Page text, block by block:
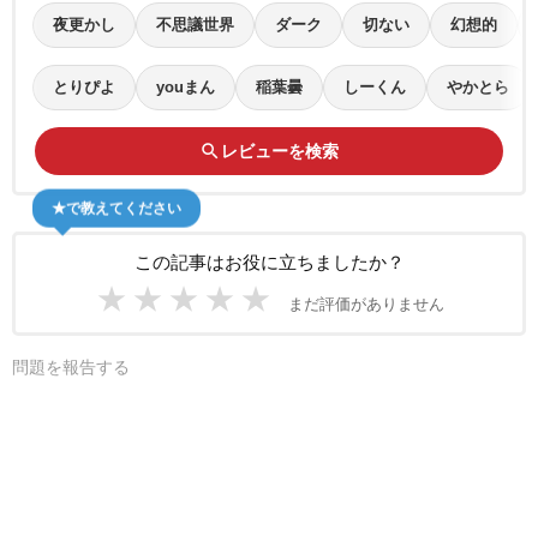
夜更かし 不思議世界 ダーク 切ない 幻想的
とりぴよ youまん 稲葉曇 しーくん やかとら
search レビューを検索
この記事はお役に立ちましたか？
★ ★ ★ ★ ★ まだ評価がありません
★で教えてください
問題を報告する